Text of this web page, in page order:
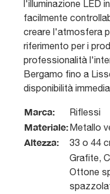
l'illuminazione LED
facilmente
creare l'atmosfera
riferimento per i
professionalità
Bergamo fino a
disponibilità
Marca: Riflessi
Materiale:Metallo
Altezza: 33 o 44
Grafite,
Ottone